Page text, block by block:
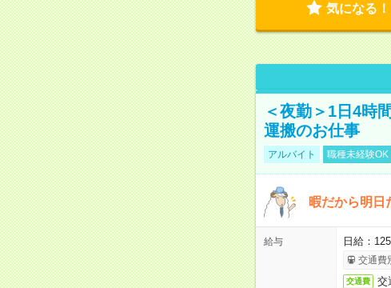
気になる！
＜夜勤＞1日4時
運搬のお仕事
アルバイト 職種未経験OK
暇だから明日
給与 日給：
交通費
交通費 交